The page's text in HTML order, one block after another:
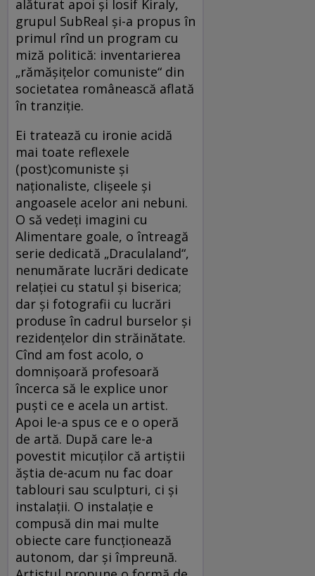
alăturat apoi şi Iosif Kiraly,
grupul SubReal şi-a propus în
primul rînd un program cu
miză politică: inventarierea
„rămăşiţelor comuniste“ din
societatea românească aflată
în tranziţie.
Ei tratează cu ironie acidă
mai toate reflexele
(post)comuniste şi
naţionaliste, clişeele şi
angoasele acelor ani nebuni.
O să vedeţi imagini cu
Alimentare goale, o întreagă
serie dedicată „Draculaland“,
nenumărate lucrări dedicate
relaţiei cu statul şi biserica;
dar şi fotografii cu lucrări
produse în cadrul burselor şi
rezidenţelor din străinătate.
Cînd am fost acolo, o
domnişoară profesoară
încerca să le explice unor
puşti ce e acela un artist.
Apoi le-a spus ce e o operă
de artă. După care le-a
povestit micuţilor că artiştii
ăştia de-acum nu fac doar
tablouri sau sculpturi, ci şi
instalaţii. O instalaţie e
compusă din mai multe
obiecte care funcţionează
autonom, dar şi împreună.